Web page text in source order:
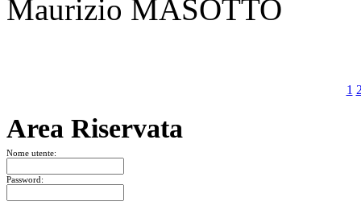
Maurizio MASOTTO
1
Area Riservata
Nome utente:
Password: